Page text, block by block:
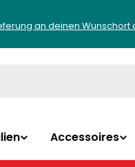
an deinen Wunschort
Accessoires